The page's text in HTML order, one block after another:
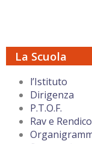
La Scuola
l’Istituto
Dirigenza
P.T.O.F.
Rav e